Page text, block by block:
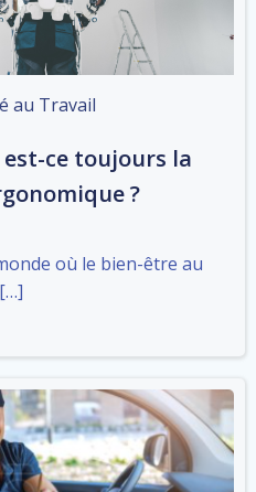
au Travail
ce toujours la
?
où le bien-être au